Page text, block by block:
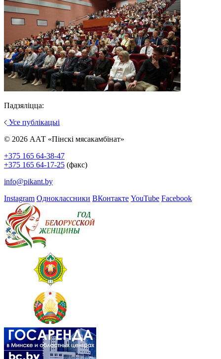
Падзяліцца:
Усе публікацыі
© 2026 ААТ «Пінскі мясакамбінат»
+375 165 64-38-47
+375 165 64-17-25 (факс)
info@pikant.by
Instagram Одноклассники ВКонтакте YouTube Facebook